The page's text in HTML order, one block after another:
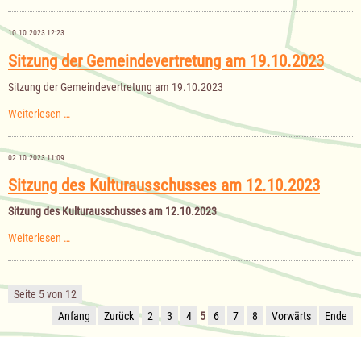
Gemeindevertretung
10.10.2023 12:23
Sitzung der Gemeindevertretung am 19.10.2023
Sitzung der Gemeindevertretung am 19.10.2023
Weiterlesen …
Gemeindevertretung
19.10.2023
02.10.2023 11:09
Sitzung des Kulturausschusses am 12.10.2023
Sitzung des Kulturausschusses am 12.10.2023
Weiterlesen …Sitzung
Kulturausschusses
12.10.2023
Seite 5 von 12
Anfang
Zurück 2 3 4 5 6 7 8 Vorwärts Ende